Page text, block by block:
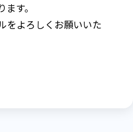
す。
をよろしくお願いいた